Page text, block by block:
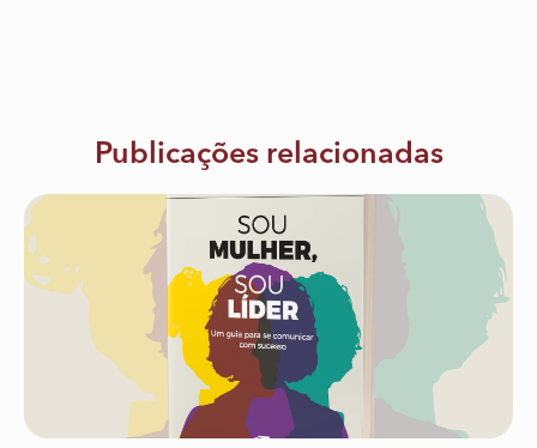
Publicações relacionadas